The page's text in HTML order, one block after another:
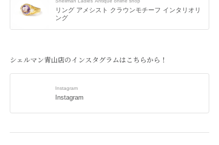
リング アメシスト クラウンモチーフ インタリオリ
ング
シェルマン青山店のインスタグラムはこちらから！
Instagram
Instagram